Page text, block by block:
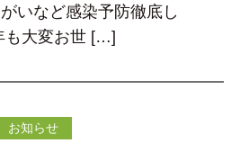
いなど感染予防徹底し
も大変お世 […]
お知らせ